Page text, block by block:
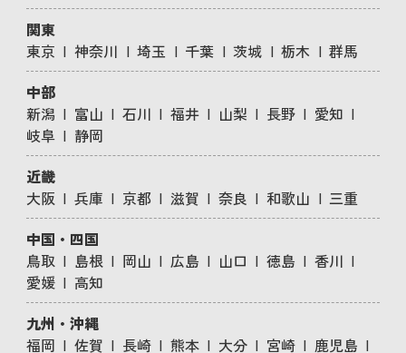
関東
東京
神奈川 埼玉 千葉 茨城 栃木
群馬
中部
新潟
富山 石川 福井 山梨 長野
愛知
岐阜
静岡
近畿
大阪
兵庫 京都 滋賀 奈良 和歌山
三重
中国・四国
鳥取
島根 岡山 広島 山口 徳島
香川
愛媛
高知
九州・沖縄
福岡
佐賀 長崎 熊本 大分 宮崎 鹿児島